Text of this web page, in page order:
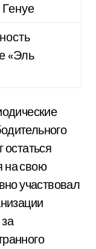
«Эль
на свою
участвовал